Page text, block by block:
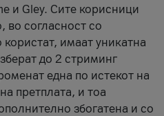
и Gley. Сите корисници
во согласност со
имаат уникатна
до 2 стриминг
една по истекот на
претплата, и тоа
збогатена и со